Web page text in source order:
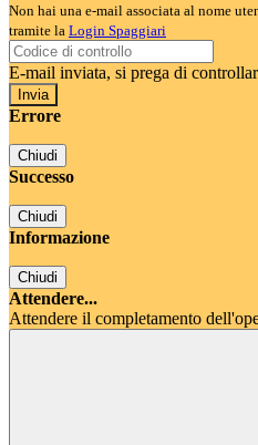
Non hai una e-mail associata al nome
tramite la Login Spaggiari
E-mail inviata, si prega di
Errore
Chiudi
Successo
Chiudi
Informazione
Chiudi
Attendere...
Attendere il completamento